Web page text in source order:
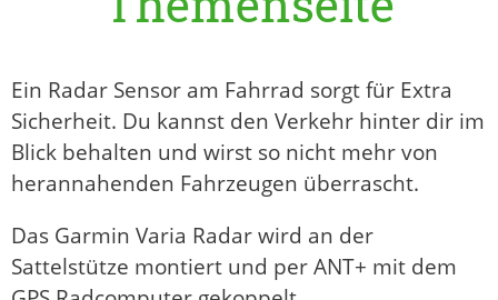
Ein Radar Sensor am Fahrrad sorgt für Extra
Sicherheit. Du kannst den Verkehr hinter dir im
Blick behalten und wirst so nicht mehr von
herannahenden Fahrzeugen überrascht.
Das Garmin Varia Radar wird an der
Sattelstütze montiert und per ANT+ mit dem